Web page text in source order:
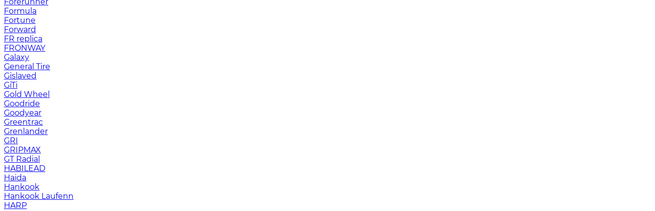
Formula
Fortune
Forward
FR replica
FRONWAY
Galaxy
General Tire
Gislaved
GiTi
Gold Wheel
Goodride
Goodyear
Greentrac
Grenlander
GRI
GRIPMAX
GT Radial
HABILEAD
Haida
Hankook
Hankook Laufenn
HARP